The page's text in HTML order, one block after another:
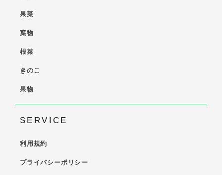
果菜
葉物
根菜
きのこ
果物
SERVICE
利用規約
プライバシーポリシー